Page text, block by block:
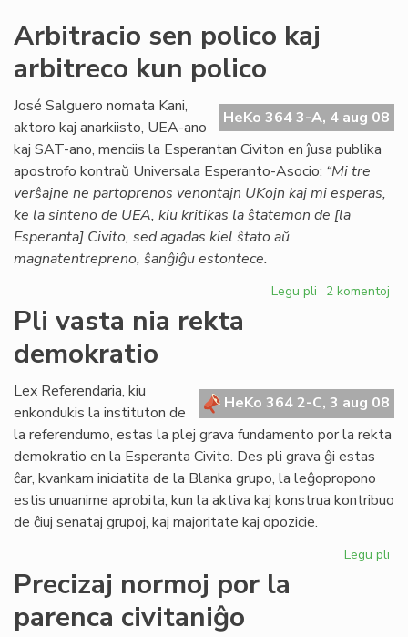
Arbitracio sen polico kaj
arbitreco kun polico
HeKo 364 3-A, 4 aug 08
José Salguero nomata Kani,
aktoro kaj anarkiisto, UEA-ano
kaj SAT-ano, menciis la Esperantan Civiton en ĵusa publika
apostrofo kontraŭ Universala Esperanto-Asocio: “Mi tre
verŝajne ne partoprenos venontajn UKojn kaj mi esperas,
ke la sinteno de UEA, kiu kritikas la ŝtatemon de [la
Esperanta] Civito, sed agadas kiel ŝtato aŭ
magnatentrepreno, ŝanĝiĝu estontece.
Legu pli pri
arbitreco
kun
polico
2 komentoj
Pli vasta nia rekta
demokratio
HeKo 364 2-C, 3 aug 08
Lex Referendaria, kiu
enkondukis la instituton de
la referendumo, estas la plej grava fundamento por la rekta
demokratio en la Esperanta Civito. Des pli grava ĝi estas
ĉar, kvankam iniciatita de la Blanka grupo, la leĝopropono
estis unuanime aprobita, kun la aktiva kaj konstrua kontribuo
de ĉiuj senataj grupoj, kaj majoritate kaj opozicie.
Legu pli
Precizaj normoj por la
parenca civitaniĝo